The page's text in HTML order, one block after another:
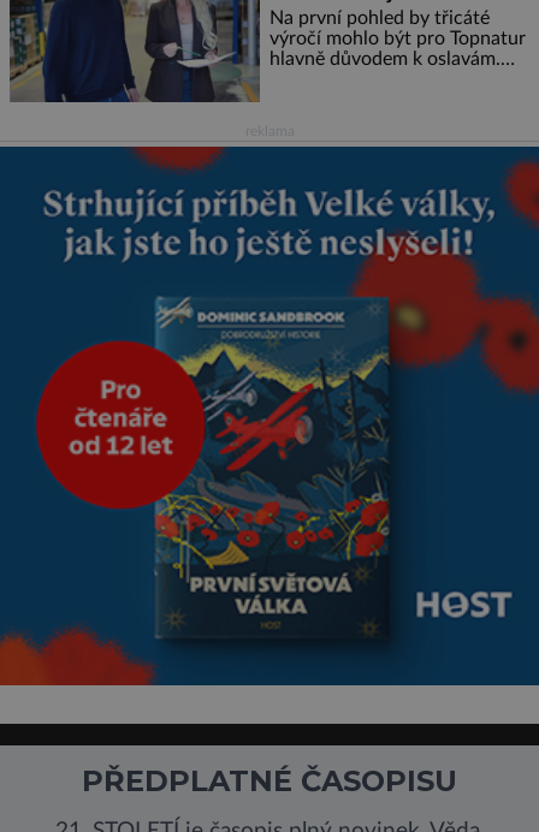
jednoduchost, měkkost a
bezpečí, proto by pokoj
miminka měl působit především
připravit na dalších třicet
let
Na první pohled by třicáté
výročí mohlo být pro Topnatur
hlavně důvodem k oslavám.
PŘEDPLATNÉ ČASOPISU